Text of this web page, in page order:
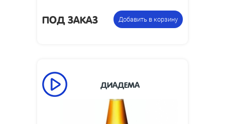
ПОД ЗАКАЗ Добавить в корзину
ДИАДЕМА
Высота пламени, м: